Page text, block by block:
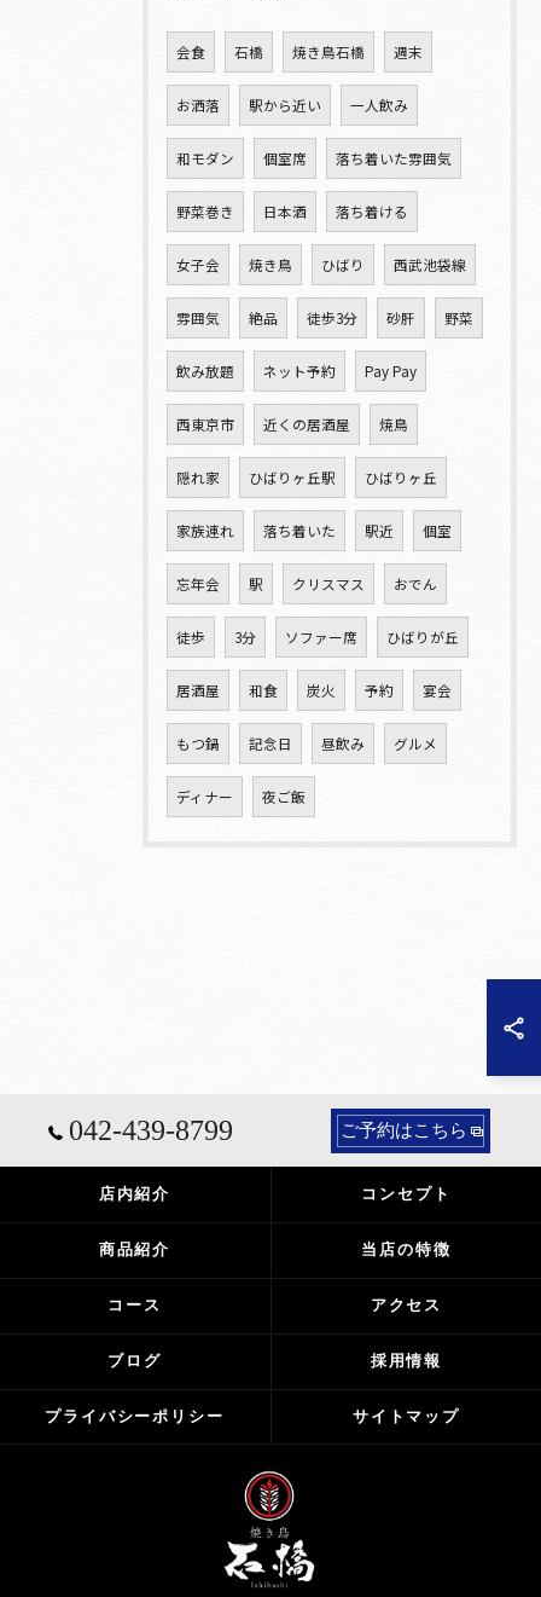
会食 石橋 焼き鳥石橋 週末
お洒落 駅から近い 一人飲み
和モダン 個室席 落ち着いた雰囲気
野菜巻き 日本酒 落ち着ける
女子会 焼き鳥 ひばり 西武池袋線
雰囲気 絶品 徒歩3分 砂肝 野菜
飲み放題 ネット予約 Pay Pay
西東京市 近くの居酒屋 焼鳥
隠れ家 ひばりヶ丘駅 ひばりヶ丘
家族連れ 落ち着いた 駅近 個室
忘年会 駅 クリスマス おでん
徒歩 3分 ソファー席 ひばりが丘
居酒屋 和食 炭火 予約 宴会
もつ鍋 記念日 昼飲み グルメ
ディナー 夜ご飯
042-439-8799 ご予約はこちら
店内紹介 コンセプト
商品紹介 当店の特徴
コース アクセス
ブログ 採用情報
プライバシーポリシー サイトマップ